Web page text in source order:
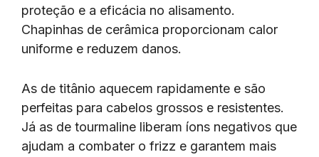
proteção e a eficácia no alisamento.
Chapinhas de cerâmica proporcionam calor
uniforme e reduzem danos.
As de titânio aquecem rapidamente e são
perfeitas para cabelos grossos e resistentes.
Já as de tourmaline liberam íons negativos que
ajudam a combater o frizz e garantem mais